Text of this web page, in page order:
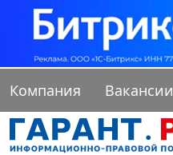
Компания Вакансии